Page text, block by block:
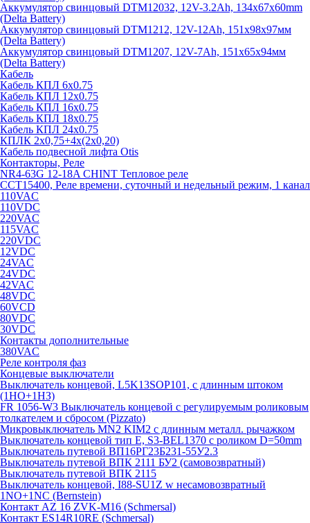
Аккумулятор свинцовый DTM12032, 12V-3.2Ah, 134x67x60mm
(Delta Battery)
Аккумулятор свинцовый DTM1212, 12V-12Ah, 151х98х97мм
(Delta Battery)
Аккумулятор свинцовый DTM1207, 12V-7Ah, 151х65х94мм
(Delta Battery)
Кабель
Кабель КПЛ 6х0.75
Кабель КПЛ 12х0.75
Кабель КПЛ 16х0.75
Кабель КПЛ 18х0.75
Кабель КПЛ 24х0.75
КПЛК 2х0,75+4х(2х0,20)
Кабель подвесной лифта Otis
Контакторы, Реле
NR4-63G 12-18A CHINT Тепловое реле
CCT15400, Реле времени, суточный и недельный режим, 1 канал
110VAC
110VDC
220VAC
115VAC
220VDC
12VDC
24VAC
24VDC
42VAC
48VDC
60VCD
80VDC
30VDC
Контакты дополнительные
380VAC
Реле контроля фаз
Концевые выключатели
Выключатель концевой, L5K13SOP101, с длинным штоком
(1НО+1НЗ)
FR 1056-W3 Выключатель концевой с регулируемым роликовым
толкателем и сбросом (Pizzato)
Микровыключатель MN2 KIM2 с длинным металл. рычажком
Выключатель концевой тип Е, S3-BEL1370 с роликом D=50mm
Выключатель путевой ВП16РГ23Б231-55У2.3
Выключатель путевой ВПК 2111 БУ2 (самовозвратный)
Выключатель путевой ВПК 2115
Выключатель концевой, I88-SU1Z w несамовозвратный
1NO+1NC (Bernstein)
Контакт AZ 16 ZVK-M16 (Schmersal)
Контакт ES14R10RE (Schmersal)